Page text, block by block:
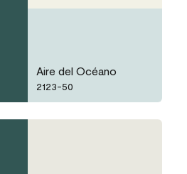
Aire del Océano
2123-50